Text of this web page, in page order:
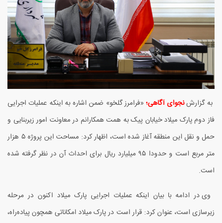
به گزارشنجوای آگاهی؛«فرامرز گلخو» ضمن اشاره به اینکه عملیات اجرایی
فاز دوم پارک میلاد خیابان پیک به همت همکارانم در معاونت امور زیربنایی و
حمل و نقل این منطقه آغاز شده است، اظهار کرد: مساحت این پروژه ۵ هزار
متر مربع است و حدودا ۹۵ میلیارد ریال برای احداث آن در نظر گرفته شده
است.
وی در ادامه با بیان اینکه عملیات اجرایی پارک میلاد اکنون در مرحله
زیرسازی است، عنوان کرد: قرار است در پارک میلاد امکاناتی همچون پیاده‌راه،